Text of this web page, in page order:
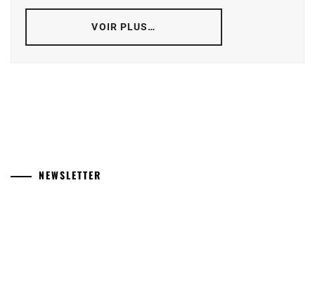
VOIR PLUS…
NEWSLETTER